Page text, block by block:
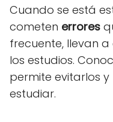
Cuando se está
cometen errores
frecuente, llevan a
los estudios.
permite evitarlos
estudiar.